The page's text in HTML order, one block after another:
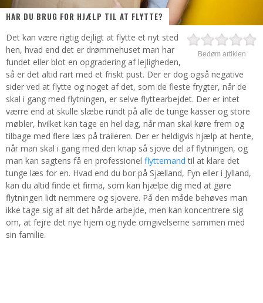
HAR DU BRUG FOR HJÆLP TIL AT FLYTTE?
Bedøm artiklen
Det kan være rigtig dejligt at flytte et nyt sted
hen, hvad end det er drømmehuset man har
fundet eller blot en opgradering af lejligheden,
så er det altid rart med et friskt pust. Der er dog også negative
sider ved at flytte og noget af det, som de fleste frygter, når de
skal i gang med flytningen, er selve flyttearbejdet. Der er intet
værre end at skulle slæbe rundt på alle de tunge kasser og store
møbler, hvilket kan tage en hel dag, når man skal køre frem og
tilbage med flere læs på traileren. Der er heldigvis hjælp at hente,
når man skal i gang med den knap så sjove del af flytningen, og
man kan sagtens få en professionel flyttemand til at klare det
tunge læs for en. Hvad end du bor på Sjælland, Fyn eller i Jylland,
kan du altid finde et firma, som kan hjælpe dig med at gøre
flytningen lidt nemmere og sjovere. På den måde behøves man
ikke tage sig af alt det hårde arbejde, men kan koncentrere sig
om, at fejre det nye hjem og nyde omgivelserne sammen med
sin familie.